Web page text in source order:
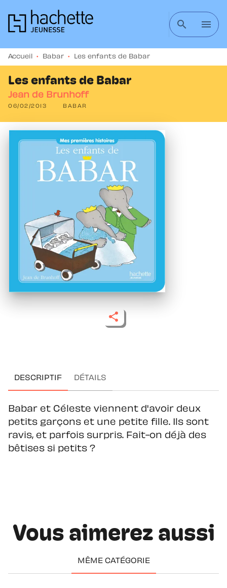
MENU RECHERCHE CONTENU
search menu
Accueil • Babar • Les enfants de Babar
Les enfants de Babar
Jean de Brunhoff
06/02/2013 BABAR
DESCRIPTIF DÉTAILS
Babar et Céleste viennent d'avoir deux
petits garçons et une petite fille. Ils sont
ravis, et parfois surpris. Fait-on déjà des
bêtises si petits ?
Vous aimerez aussi
MÊME CATÉGORIE